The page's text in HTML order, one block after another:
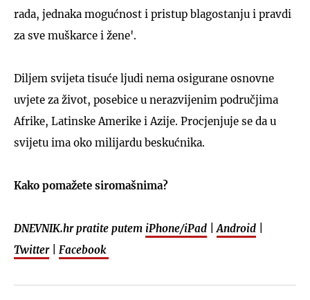
rada, jednaka mogućnost i pristup blagostanju i pravdi
za sve muškarce i žene'.
Diljem svijeta tisuće ljudi nema osigurane osnovne
uvjete za život, posebice u nerazvijenim područjima
Afrike, Latinske Amerike i Azije. Procjenjuje se da u
svijetu ima oko milijardu beskućnika.
Kako pomažete siromašnima?
DNEVNIK.hr pratite putem iPhone/iPad Android
Twitter| Facebook